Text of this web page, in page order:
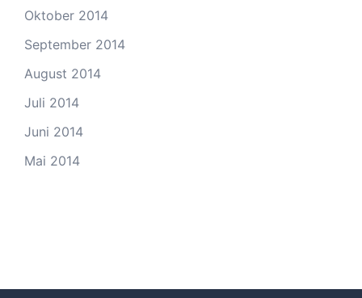
Oktober 2014
September 2014
August 2014
Juli 2014
Juni 2014
Mai 2014